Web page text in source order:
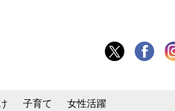
子育て 女性活躍